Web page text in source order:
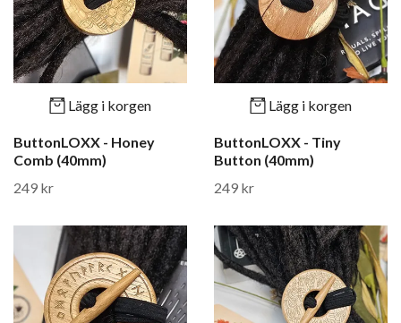
Lägg i korgen
ButtonLOXX - Honey
Comb (40mm)
249 kr
Lägg i korgen
ButtonLOXX - Tiny
Button (40mm)
249 kr